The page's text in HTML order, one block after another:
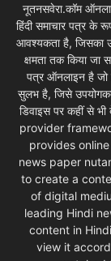
नूतनसवेरा.कॉम
हिंदी समाचार पत्र के
आवश्यकता है, जिसका
क्षमता तक किया
पत्र ऑनलाइन है जो
सुलभ है, जिसे
डिवाइस पर कहीं से
provider
provides
news paper
to create a
of digital
leading Hindi
content in
view it